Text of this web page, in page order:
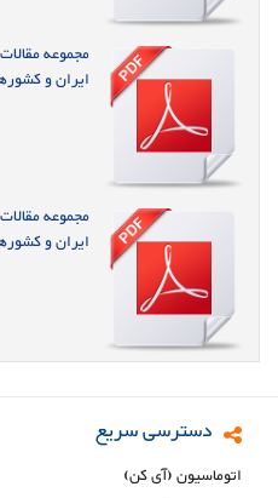
مجموعه
ایران و
مجموعه
ایران و
دسترسی سریع
اتوماسیون (آی کن)